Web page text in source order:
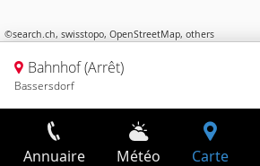
©search.ch, swisstopo, OpenStreetMap, others
Bahnhof (Arrêt)
Bassersdorf
Annuaire Météo Carte